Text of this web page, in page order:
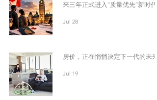
来三年正式进入“质量优先”新时代
Jul 28
房价，正在悄悄决定下一代的未来
Jul 19